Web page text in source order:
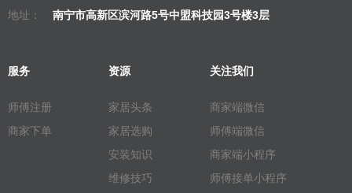
地址：
南宁市高新区滨河路5号中盟科技园3号楼3层
服务
师傅注册
商家下单
资源
家居头条
家居选购
安装知识
维修技巧
关注我们
商家端微信
师傅端微信
商家端小程序
师傅接单小程序